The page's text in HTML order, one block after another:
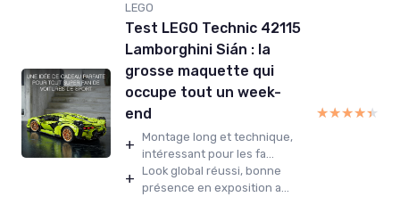
LEGO
Test LEGO Technic 42115
Lamborghini Sián : la
grosse maquette qui
occupe tout un week-
end
+ Montage long et technique,
intéressant pour les fa...
+ Look global réussi, bonne
présence en exposition a...
★★★★★
★★★★★